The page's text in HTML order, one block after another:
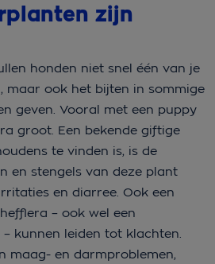
zijn
honden niet snel één van je
maar ook het bijten in sommige
geven. Vooral met een puppy
groot. Een bekende giftige
te vinden is, is de
en stengels van deze plant
en diarree. Ook een
– ook wel een
kunnen leiden tot klachten.
maag- en darmproblemen,